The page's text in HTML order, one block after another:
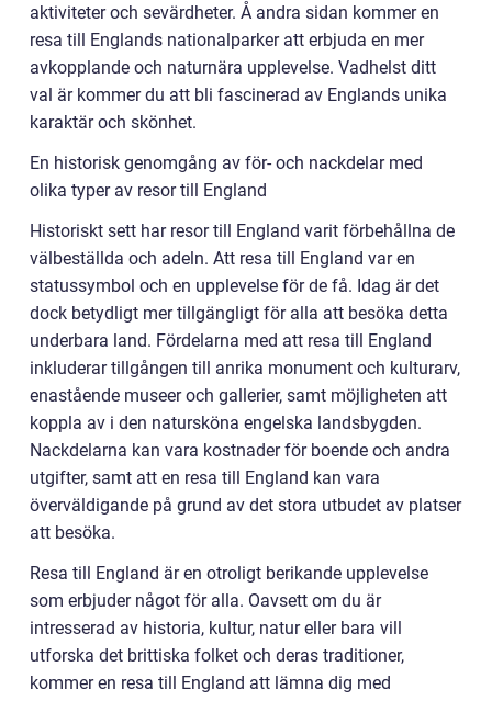
aktiviteter och sevärdheter. Å andra sidan kommer en
resa till Englands nationalparker att erbjuda en mer
avkopplande och naturnära upplevelse. Vadhelst ditt
val är kommer du att bli fascinerad av Englands unika
karaktär och skönhet.
En historisk genomgång av för- och nackdelar med
olika typer av resor till England
Historiskt sett har resor till England varit förbehållna de
välbeställda och adeln. Att resa till England var en
statussymbol och en upplevelse för de få. Idag är det
dock betydligt mer tillgängligt för alla att besöka detta
underbara land. Fördelarna med att resa till England
inkluderar tillgången till anrika monument och kulturarv,
enastående museer och gallerier, samt möjligheten att
koppla av i den natursköna engelska landsbygden.
Nackdelarna kan vara kostnader för boende och andra
utgifter, samt att en resa till England kan vara
överväldigande på grund av det stora utbudet av platser
att besöka.
Resa till England är en otroligt berikande upplevelse
som erbjuder något för alla. Oavsett om du är
intresserad av historia, kultur, natur eller bara vill
utforska det brittiska folket och deras traditioner,
kommer en resa till England att lämna dig med